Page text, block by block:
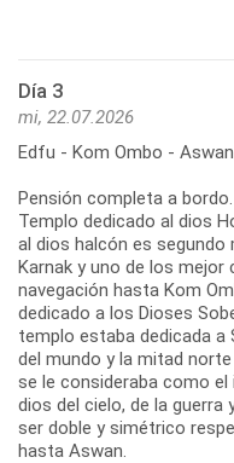
Día 3
mi, 22.07.2026
Edfu - Kom Ombo - Aswan
Pensión completa a
Templo dedicado al dios
al dios halcón es segundo
Karnak y uno de los
navegación hasta Kom
dedicado a los Dioses
templo estaba dedicada a
del mundo y la mitad
se le consideraba como el
dios del cielo, de la guerra
ser doble y simétrico
hasta Aswan.